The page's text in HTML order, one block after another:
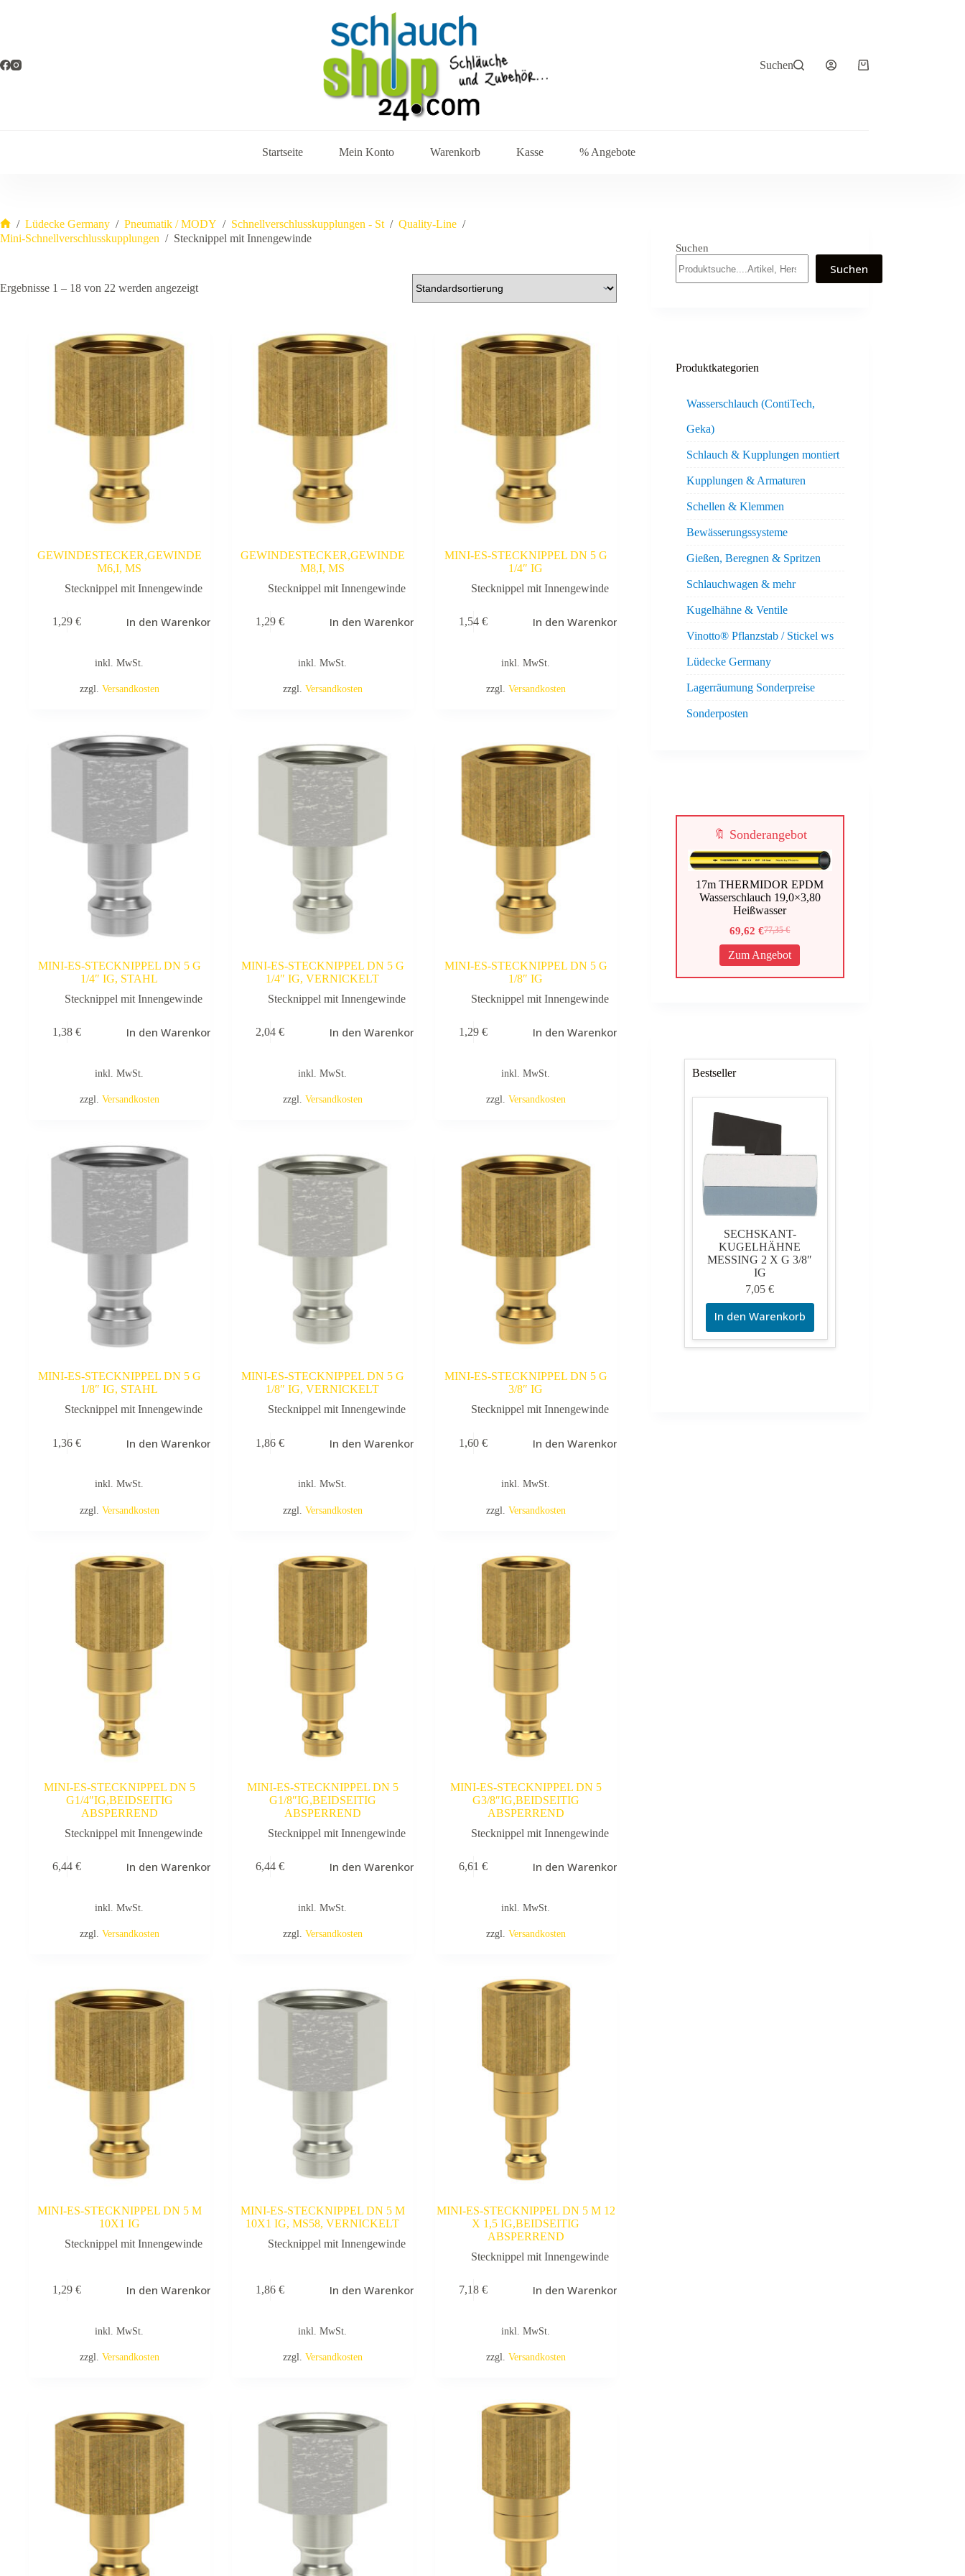
Suchen Warenkorb
Startseite Mein Konto Warenkorb Kasse % Angebote
Start
/ Lüdecke Germany / Pneumatik / MODY / Schnellverschlusskupplungen - St / Quality-Line /
Mini-Schnellverschlusskupplungen / Stecknippel mit Innengewinde
Ergebnisse 1 – 18 von 22 werden angezeigt
GEWINDESTECKER,GEWINDE
M6,I, MS
Stecknippel mit Innengewinde
1,29€ In den Warenkorb
inkl. MwSt.
zzgl. Versandkosten
GEWINDESTECKER,GEWINDE
M8,I, MS
Stecknippel mit Innengewinde
1,29€ In den Warenkorb
inkl. MwSt.
zzgl. Versandkosten
MINI-ES-STECKNIPPEL DN 5 G
1/4″ IG
Stecknippel mit Innengewinde
1,54€ In den Warenkorb
inkl. MwSt.
zzgl. Versandkosten
MINI-ES-STECKNIPPEL DN 5 G
1/4″ IG, STAHL
Stecknippel mit Innengewinde
1,38€ In den Warenkorb
inkl. MwSt.
zzgl. Versandkosten
MINI-ES-STECKNIPPEL DN 5 G
1/4″ IG, VERNICKELT
Stecknippel mit Innengewinde
2,04€ In den Warenkorb
inkl. MwSt.
zzgl. Versandkosten
MINI-ES-STECKNIPPEL DN 5 G
1/8″ IG
Stecknippel mit Innengewinde
1,29€ In den Warenkorb
inkl. MwSt.
zzgl. Versandkosten
MINI-ES-STECKNIPPEL DN 5 G
1/8″ IG, STAHL
Stecknippel mit Innengewinde
1,36€ In den Warenkorb
inkl. MwSt.
zzgl. Versandkosten
MINI-ES-STECKNIPPEL DN 5 G
1/8″ IG, VERNICKELT
Stecknippel mit Innengewinde
1,86€ In den Warenkorb
inkl. MwSt.
zzgl. Versandkosten
MINI-ES-STECKNIPPEL DN 5 G
3/8″ IG
Stecknippel mit Innengewinde
1,60€ In den Warenkorb
inkl. MwSt.
zzgl. Versandkosten
MINI-ES-STECKNIPPEL DN 5
G1/4″IG,BEIDSEITIG
ABSPERREND
Stecknippel mit Innengewinde
6,44€ In den Warenkorb
inkl. MwSt.
zzgl. Versandkosten
MINI-ES-STECKNIPPEL DN 5
G1/8″IG,BEIDSEITIG
ABSPERREND
Stecknippel mit Innengewinde
6,44€ In den Warenkorb
inkl. MwSt.
zzgl. Versandkosten
MINI-ES-STECKNIPPEL DN 5
G3/8″IG,BEIDSEITIG
ABSPERREND
Stecknippel mit Innengewinde
6,61€ In den Warenkorb
inkl. MwSt.
zzgl. Versandkosten
MINI-ES-STECKNIPPEL DN 5 M
10X1 IG
Stecknippel mit Innengewinde
1,29€ In den Warenkorb
inkl. MwSt.
zzgl. Versandkosten
MINI-ES-STECKNIPPEL DN 5 M
10X1 IG, MS58, VERNICKELT
Stecknippel mit Innengewinde
1,86€ In den Warenkorb
inkl. MwSt.
zzgl. Versandkosten
MINI-ES-STECKNIPPEL DN 5 M 12
X 1,5 IG,BEIDSEITIG
ABSPERREND
Stecknippel mit Innengewinde
7,18€ In den Warenkorb
inkl. MwSt.
zzgl. Versandkosten
Suchen
Suchen
Produktkategorien
Wasserschlauch (ContiTech,
Geka)
Schlauch & Kupplungen montiert
Kupplungen & Armaturen
Schellen & Klemmen
Bewässerungssysteme
Gießen, Beregnen & Spritzen
Schlauchwagen & mehr
Kugelhähne & Ventile
Vinotto® Pflanzstab / Stickel ws
Lüdecke Germany
Lagerräumung Sonderpreise
Sonderposten
🔖 Sonderangebot
17m THERMIDOR EPDM
Wasserschlauch 19,0×3,80
Heißwasser
77,35€
Ursprünglicher
Preis
war:
77,35 €
69,62€
Aktueller
Preis
ist:
69,62 €.
Zum Angebot
Bestseller
SECHSKANT-
KUGELHÄHNE
MESSING 2 X G 3/8″
IG
7,05€
In den Warenkorb